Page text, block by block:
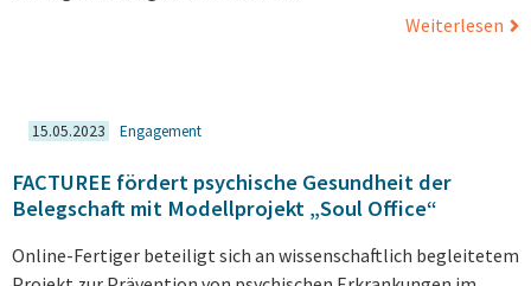
Weiterlesen
15.05.2023 Engagement
FACTUREE fördert psychische Gesundheit der
Belegschaft mit Modellprojekt „Soul Office“
Online-Fertiger beteiligt sich an wissenschaftlich begleitetem